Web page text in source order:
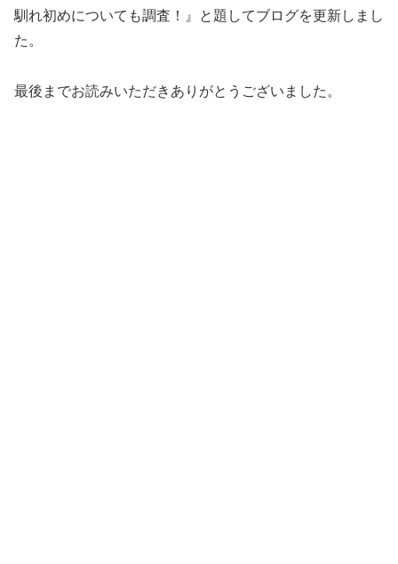
馴れ初めについても調査！』と題してブログを更新しまし
た。
最後までお読みいただきありがとうございました。